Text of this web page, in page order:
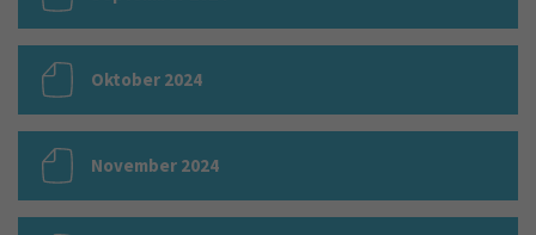
Oktober 2024
November 2024